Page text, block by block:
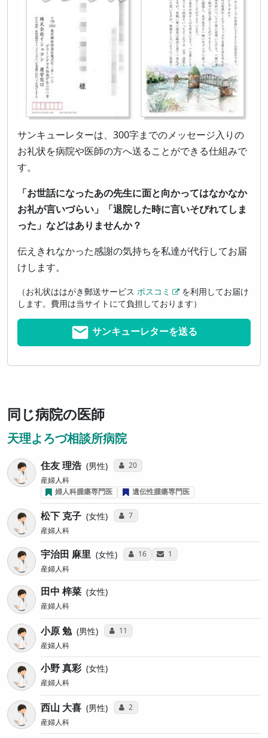
サンキューレターは、300字までのメッセージ入りの
お礼状を病院や医師の方へ送ることができる仕組みで
す。
「お世話になったあの先生に面と向かってはなかなか
お礼が言いづらい」「退院した時に言いそびれてしま
った」などはありませんか？
伝えきれなかった感謝の気持ちを私達が代行してお届
けします。
（お礼状ははがき郵送サービス ポスコミ
を利用してお届け
します。費用は当サイトにて負担しております）
サンキューレターを送る
同じ病院の医師
天理よろづ相談所病院
住友 理浩 男性 コミュニケーション・タイプ投票数
20
産婦人科
婦人科腫瘍専門医
遺伝性腫瘍専門医
松下 克子 女性 コミュニケーション・タイプ投票数
7
産婦人科
宇治田 麻里 女性 コミュニケーション・タイプ投票数
16 サンキューレター送付数
1
産婦人科
田中 梓菜 女性
産婦人科
小原 勉 男性 コミュニケーション・タイプ投票数
11
産婦人科
小野 真彩 女性
産婦人科
西山 大喜 男性 コミュニケーション・タイプ投票数
2
産婦人科